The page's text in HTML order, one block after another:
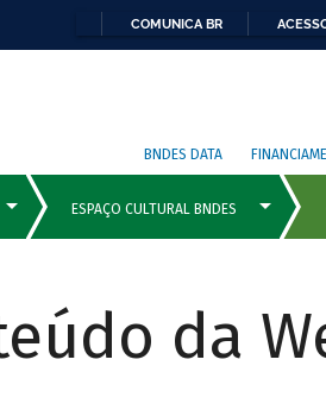
COMUNICA BR
BNDES DATA
da